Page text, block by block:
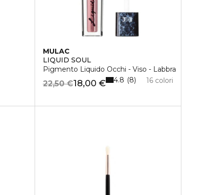
MULAC
LIQUID SOUL
Pigmento Liquido Occhi - Viso - Labbra
18,00 €
22,50 € 16 colori
4.8 8